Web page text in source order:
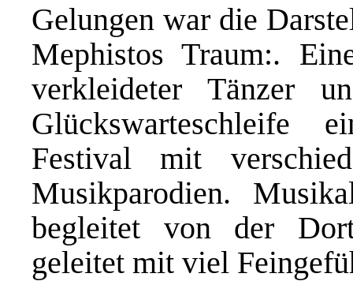
Gelungen war die
Mephistos Traum:.
verkleideter Tänzer
Glückswarteschleife
Festival mit
Musikparodien.
begleitet von der
geleitet mit viel